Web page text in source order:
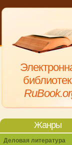
Жанры
Деловая литература